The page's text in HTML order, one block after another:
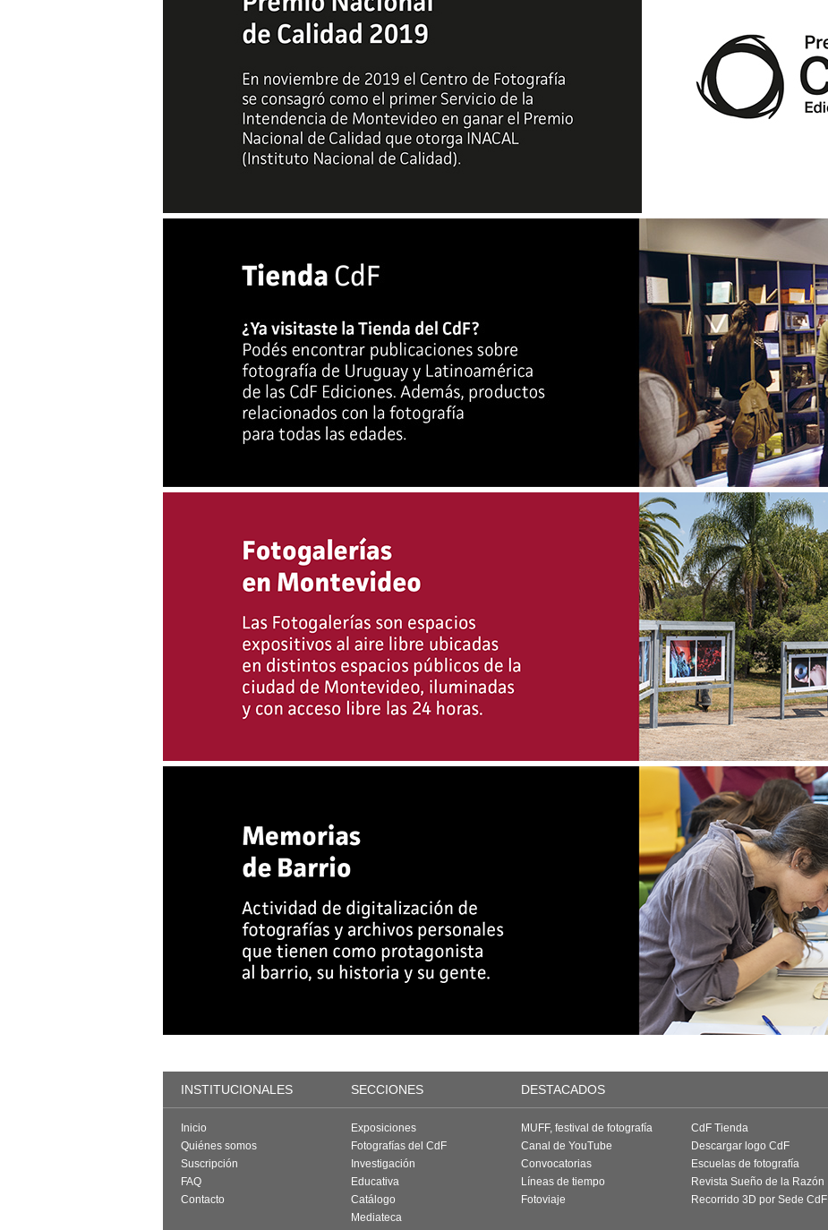
INSTITUCIONALES SECCIONES DESTACADOS
Inicio
Quiénes somos
Suscripción
FAQ
Contacto
Exposiciones
Fotografías del CdF
Investigación
Educativa
Catálogo
Mediateca
MUFF, festival de fotografía
Canal de YouTube
Convocatorias
Líneas de tiempo
Fotoviaje
CdF Tienda
Descargar logo CdF
Escuelas de fotografía
Revista Sueño de la Razón
Recorrido 3D por Sede CdF